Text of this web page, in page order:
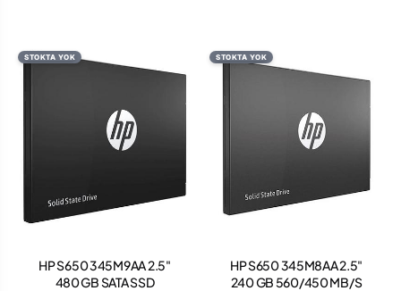
STOKTA YOK
HP S650 345M9AA 2.5"
480 GB SATA SSD
STOKTA YOK
HP S650 345M8AA 2.5"
240 GB 560/450 MB/S